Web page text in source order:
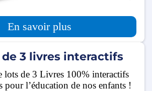
En savoir plus
de 3 livres interactifs
lots de 3 Livres 100% interactifs
pour l’éducation de nos enfants !